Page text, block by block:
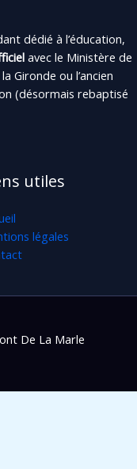
dédié à l’éducation,
avec le Ministère de
Gironde ou l’ancien
(désormais rebaptisé
utiles
légales
De La Marle